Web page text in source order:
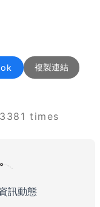
複製連結
times